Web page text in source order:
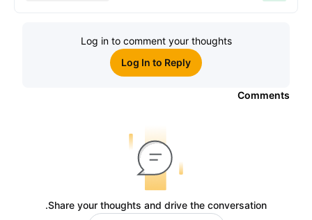
Log in to comment your thoughts
Log In to Reply
Comments
Share your thoughts and drive the conversation.